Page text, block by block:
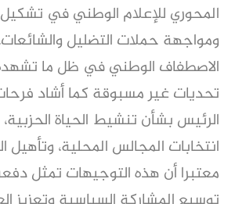
المحوري للإعلام الوطني في تشكيل
ومواجهة حملات التضليل
الاصطفاف الوطني في ظل ما
تحديات غير مسبوقة كما أشاد
الرئيس بشأن تنشيط الحياة الحزبية،
انتخابات المجالس المحلية، وتأهيل
معتبرا أن هذه التوجيهات تمثل